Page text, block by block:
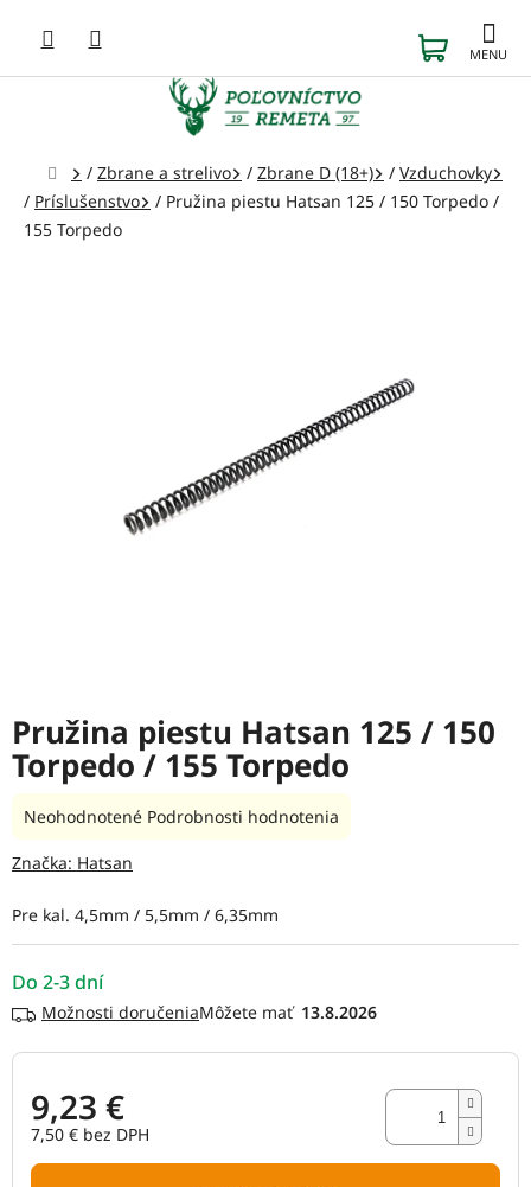
obsah
KOŠÍK
Domov
/ Zbrane a strelivo / Zbrane D (18+) / Vzduchovky
/ Príslušenstvo / Pružina piestu Hatsan 125 / 150 Torpedo /
155 Torpedo
Pružina piestu Hatsan 125 / 150
Torpedo / 155 Torpedo
Do 2-3 dní
13.8.2026
Možnosti doručenia
9,23 €
7,50 € bez DPH
Jednotková
Pre kal. 4,5mm / 5,5mm / 6,35mm
Priemerné
produktu
0,0
z
5
hviezdičiek.
Neohodnotené Podrobnosti hodnotenia
Značka: Hatsan